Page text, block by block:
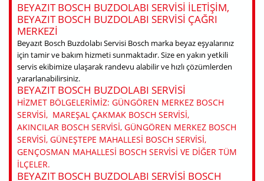
BEYAZIT BOSCH BUZDOLABI SERVISI ILETIŞIM,
BEYAZIT BOSCH BUZDOLABI SERVISI ÇAĞRI
MERKEZI
Beyazıt Bosch Buzdolabı Servisi Bosch marka beyaz eşyalarınız
için tamir ve bakım hizmeti sunmaktadır. Size en yakın yetkili
servis ekibimize ulaşarak randevu alabilir ve hızlı çözümlerden
yararlanabilirsiniz.
BEYAZIT BOSCH BUZDOLABI SERVISI
HIZMET BÖLGELERIMIZ: GÜNGÖREN MERKEZ BOSCH
SERVISI, MAREŞAL ÇAKMAK BOSCH SERVISI,
AKINCILAR BOSCH SERVISI, GÜNGÖREN MERKEZ BOSCH
SERVISI, GÜNEŞTEPE MAHALLESI BOSCH SERVISI,
GENÇOSMAN MAHALLESI BOSCH SERVISI VE DIĞER TÜM
ILÇELER.
BEYAZIT BOSCH BUZDOLABI SERVISI BOSCH